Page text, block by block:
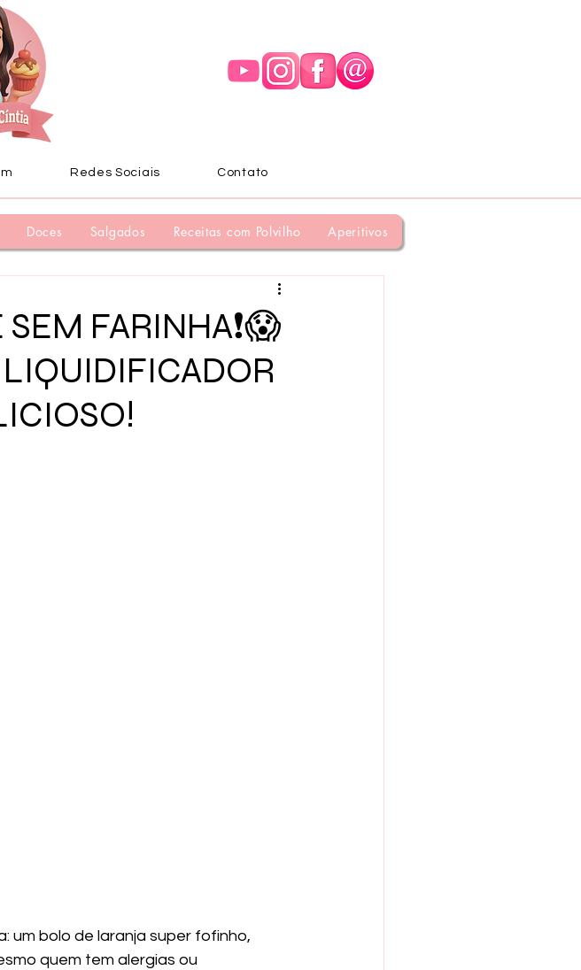
Redes Sociais Contato
Doces Salgados Receitas com Polvilho Aperitivos
FARINHA❗😱
um bolo de laranja super fofinho,
quem tem alergias ou